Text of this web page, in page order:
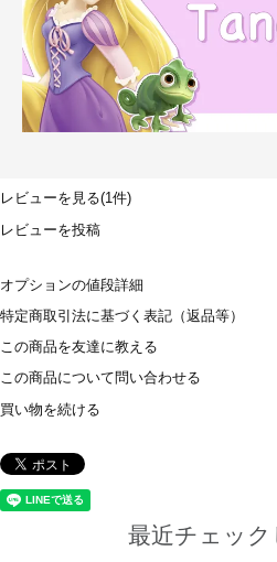
レビューを見る(1件)
レビューを投稿
オプションの値段詳細
特定商取引法に基づく表記（返品等）
この商品を友達に教える
この商品について問い合わせる
買い物を続ける
最近チェック